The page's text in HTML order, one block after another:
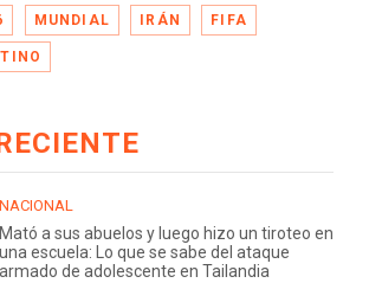
MUNDIAL IRÁN FIFA
NACIONAL
Mató a sus abuelos y luego hizo un tiroteo en
una escuela: Lo que se sabe del ataque
armado de adolescente en Tailandia